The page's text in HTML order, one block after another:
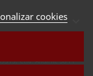
cookies
Ctra. Alicante 38 PI